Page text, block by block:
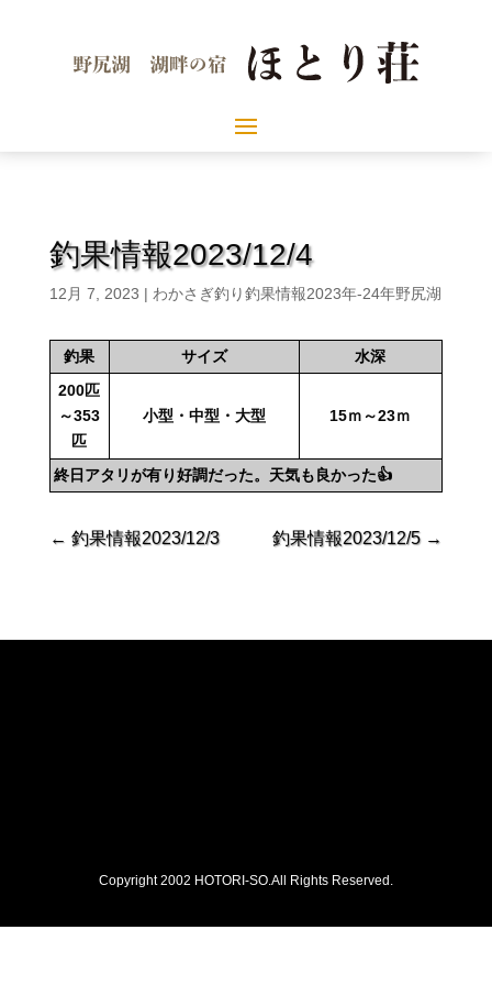
釣果情報2023/12/4
12月 7, 2023 | わかさぎ釣り釣果情報2023年-24年野尻湖
釣果 サイズ
水深
200匹
～353
匹
小型・中型・大型 15ｍ～23ｍ
終日アタリが有り好調だった。天気も良かった👍
← 釣果情報2023/12/3 釣果情報2023/12/5→
Copyright 2002 HOTORI-SO.All Rights Reserved.